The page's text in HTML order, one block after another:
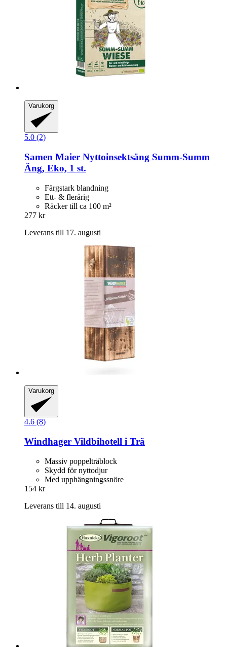
Varukorg
5.0 (2)
Samen Maier Nyttoinsektsäng Summ-​Summ
Äng, Eko, 1 st.
Färgstark blandning
Ett- & flerårig
Räcker till ca 100 m²
277 kr
Leverans till 17. augusti
Varukorg
4.6 (8)
Windhager Vildbihotell i Trä
Massiv poppelträblock
Skydd för nyttodjur
Med upphängningssnöre
154 kr
Leverans till 14. augusti